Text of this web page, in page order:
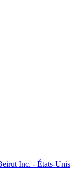
Inc. - États-Unis